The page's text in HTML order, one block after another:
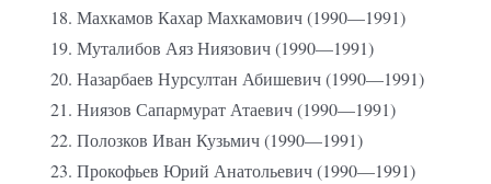
Махкамов Кахар Махкамович (1990—1991)
Муталибов Аяз Ниязович (1990—1991)
Назарбаев Нурсултан Абишевич (1990—1991)
Ниязов Сапармурат Атаевич (1990—1991)
Полозков Иван Кузьмич (1990—1991)
Прокофьев Юрий Анатольевич (1990—1991)